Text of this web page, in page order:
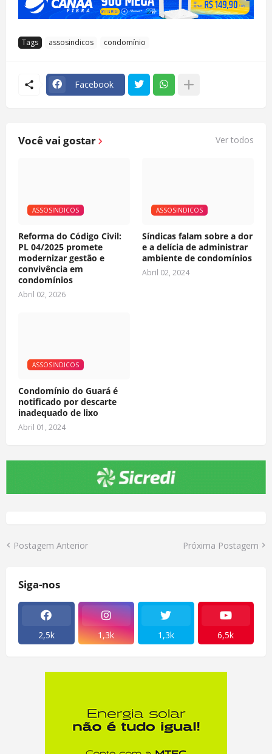
Tags assosindicos condomínio
Facebook
Você vai gostar Ver todos
ASSOSINDICOS
Reforma do Código Civil:
PL 04/2025 promete
modernizar gestão e
convivência em
condomínios
Abril 02, 2026
ASSOSINDICOS
Síndicas falam sobre a dor
e a delícia de administrar
ambiente de condomínios
Abril 02, 2024
ASSOSINDICOS
Condomínio do Guará é
notificado por descarte
inadequado de lixo
Abril 01, 2024
Postagem Anterior Próxima Postagem
Siga-nos
2,5k 1,3k 1,3k 6,5k